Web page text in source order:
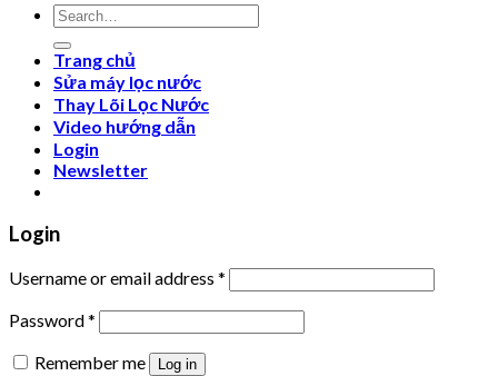
Search
for:
Trang chủ
Sửa máy lọc nước
Thay Lõi Lọc Nước
Video hướng dẫn
Login
Newsletter
Login
Username or email address *
Password*
Remember me
Log in